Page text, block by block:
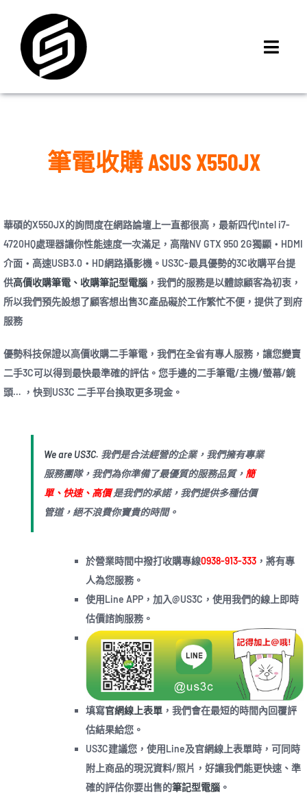
content
iPhone 回收價
MSI 舊換新
最新資訊
筆電收購 ASUS X550JX
華碩的X550JX的詢問度在網路論壇上一直都很高，最新四代Intel i7-
4720HQ處理器讓你性能速度一次滿足，高階NV GTX 950 2G獨顯‧HDMI
介面‧高速USB3.0‧HD網路攝影機。US3C-最具優勢的3C收購平台提
供高價收購筆電、收購筆記型電腦 ，我們的服務是以體諒顧客為初衷，
所以我們預先設想了顧客想出售3C產品礙於工作繁忙不便，提供了到府
服務
優勢科技保證以高價收購二手筆電，我們在全省有專人服務，讓您變賣
二手3C可以得到最快最準確的評估。您手邊的二手筆電/主機/螢幕/鏡
頭… ，快到US3C 二手平台換取更多現金。
We are US3C. 我們是合法經營的企業，我們擁有專業
服務團隊，我們為你準備了最優質的服務品質， 簡
單、快速、高價是我們的承諾，我們提供多種估價
管道，絕不浪費你寶貴的時間。
於營業時間中撥打收購專線0938-913-333 ，將有專
人為您服務。
使用Line APP，加入@US3C，使用我們的線上即時
估價諮詢服務。
填寫官網線上表單 ，我們會在最短的時間內回覆評
估結果給您。
US3C建議您，使用Line及官網線上表單時，可同時
附上商品的現況資料/照片，好讓我們能更快速、準
確的評估你要出售的筆記型電腦 。